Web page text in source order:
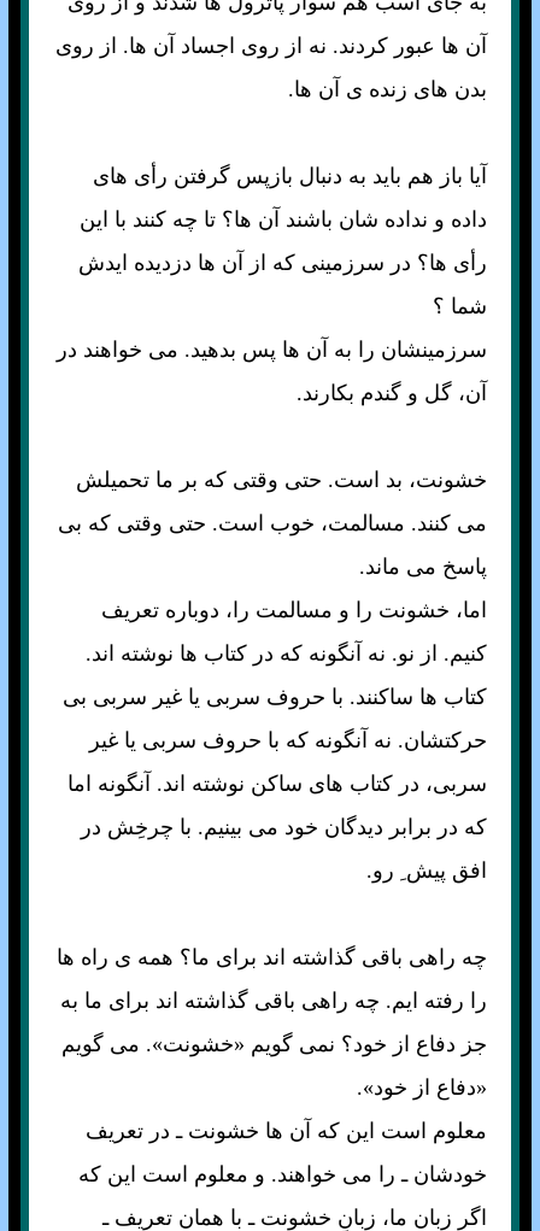
آن ها عبور کردند. نه از روی اجساد آن ها. از روی
بدن های زنده ی آن ها.
آيا باز هم بايد به دنبال بازپس گرفتن رأی های
داده و نداده شان باشند آن ها؟ تا چه کنند با اين
رأی ها؟ در سرزمينی که از آن ها دزديده ايدش
شما ؟
سرزمينشان را به آن ها پس بدهيد. می خواهند در
آن، گل و گندم بکارند.
خشونت، بد است. حتی وقتی که بر ما تحميلش
می کنند. مسالمت، خوب است. حتی وقتی که بی
پاسخ می ماند.
اما، خشونت را و مسالمت را، دوباره تعريف
کنيم. از نو. نه آنگونه که در کتاب ها نوشته اند.
کتاب ها ساکنند. با حروف سربی يا غير سربی بی
حرکتشان. نه آنگونه که با حروف سربی يا غير
سربی، در کتاب های ساکن نوشته اند. آنگونه اما
که در برابر ديدگان خود می بينيم. با چرخِش در
افق پيش ِ رو.
چه راهی باقی گذاشته اند برای ما؟ همه ی راه ها
را رفته ايم. چه راهی باقی گذاشته اند برای ما به
جز دفاع از خود؟ نمی گويم «خشونت». می گويم
«دفاع از خود».
معلوم است اين که آن ها خشونت ـ در تعريف
خودشان ـ را می خواهند. و معلوم است اين که
اگر زبان ما، زبانِ خشونت ـ با همان تعريف ـ